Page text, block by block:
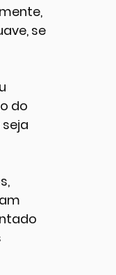
se
do